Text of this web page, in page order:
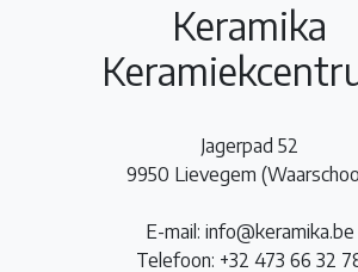
Keramika
Jagerpad 52
9950 Lievegem
E-mail: info@keramika.be
Telefoon: +32 473 66 32